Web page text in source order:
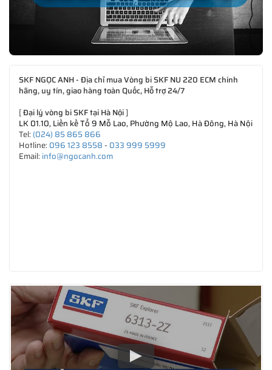
SKF NGỌC ANH - Địa chỉ mua Vòng bi SKF NU 220 ECM chính
hãng, uy tín, giao hàng toàn Quốc, Hỗ trợ 24/7
[Đại lý vòng bi SKF tại Hà Nội]
LK 01.10, Liền kề Tổ 9 Mỗ Lao, Phường Mộ Lao, Hà Đông, Hà Nội
Tel: (024) 85 865 866
Hotline: 096 123 8558- 033 999 5999
Email: info@ngocanh.com